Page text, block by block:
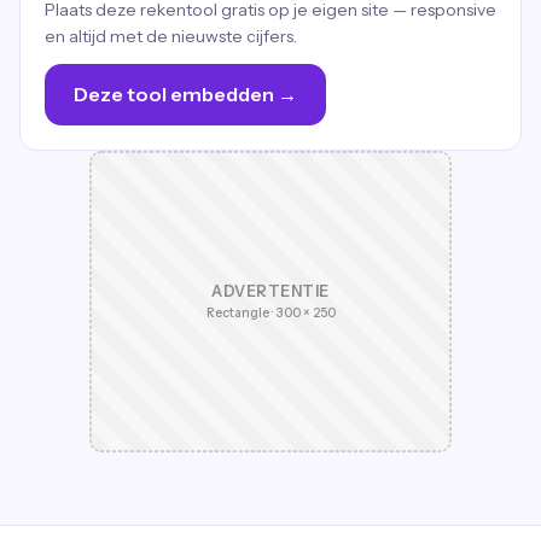
Plaats deze rekentool gratis op je eigen site — responsive
en altijd met de nieuwste cijfers.
Deze tool embedden →
ADVERTENTIE
Rectangle · 300 × 250